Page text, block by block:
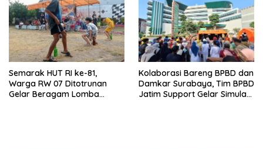
Semarak HUT RI ke-81,
Warga RW 07 Ditotrunan
Gelar Beragam Lomba
Kolaborasi Bareng BPBD dan
Damkar Surabaya, Tim BPBD
Jatim Support Gelar Simulasi